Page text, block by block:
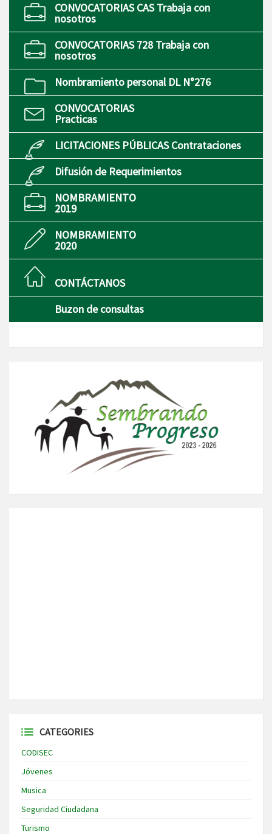
CONVOCATORIAS CAS Trabaja con
nosotros
CONVOCATORIAS 728 Trabaja con
nosotros
Nombramiento personal DL N°276
CONVOCATORIAS
Practicas
LICITACIONES PÚBLICAS Contrataciones
Difusión de Requerimientos
NOMBRAMIENTO
2019
NOMBRAMIENTO
2020
CONTÁCTANOS
Buzon de consultas
CATEGORIES
CODISEC
Jóvenes
Musica
Seguridad Ciudadana
Turismo